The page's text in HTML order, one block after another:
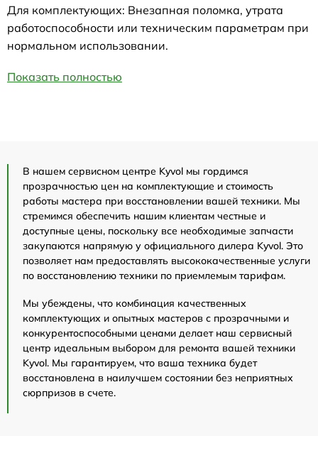
Для комплектующих: Внезапная поломка, утрата
работоспособности или техническим параметрам при
нормальном использовании.
Показать полностью
В нашем сервисном центре Kyvol мы гордимся
прозрачностью цен на комплектующие и стоимость
работы мастера при восстановлении вашей техники. Мы
стремимся обеспечить нашим клиентам честные и
доступные цены, поскольку все необходимые запчасти
закупаются напрямую у официального дилера Kyvol. Это
позволяет нам предоставлять высококачественные услуги
по восстановлению техники по приемлемым тарифам.
Мы убеждены, что комбинация качественных
комплектующих и опытных мастеров с прозрачными и
конкурентоспособными ценами делает наш сервисный
центр идеальным выбором для ремонта вашей техники
Kyvol. Мы гарантируем, что ваша техника будет
восстановлена в наилучшем состоянии без неприятных
сюрпризов в счете.